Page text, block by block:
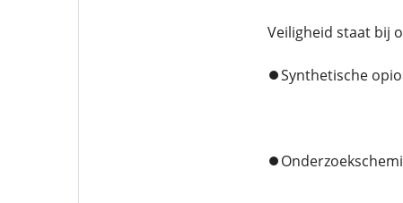
Veiligheid staat bij
⏺️Synthetische